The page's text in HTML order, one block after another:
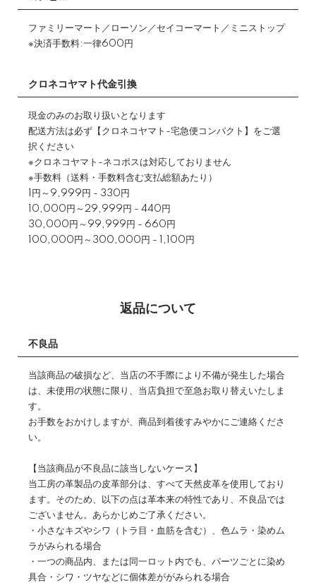
ファミリーマート／ローソン／セイコーマート／ミニストップ
※決済手数料:一律600円
クロネコヤマト代金引換
現金のみのお取り扱いとなります
配送方法は必ず【クロネコヤマト-宅急便コンパクト】をご選
択ください
※クロネコヤマト-ネコポスは対応しておりません
※手数料（送料・手数料含む支払総額あたり）
1円～9,999円 - 330円
10,000円～29,999円 - 440円
30,000円～99,999円 - 660円
100,000円～300,000円 - 1,100円
返品について
不良品
当該商品の破損など、当店の不手際により不備が発生した場合
は、未使用の状態に限り、当店負担で至急お取り替えいたしま
す。
お手数をおかけしますが、商品到着後すみやかにご連絡くださ
い。
【当該商品が不良品に該当しないケース】
当工房の革製品の皮革部分は、すべて天然皮革を使用しており
ます。そのため、以下の点は革本来の特性であり、不良品では
ございません。あらかじめご了承ください。
・小さなキズやシワ（トラ目・血筋を含む）、色ムラ・染めム
ラがみられる場合
・一つの商品内、または同一ロット内でも、パーツごとに染め
具合・シワ・ツヤなどに個体差ががみられる場合